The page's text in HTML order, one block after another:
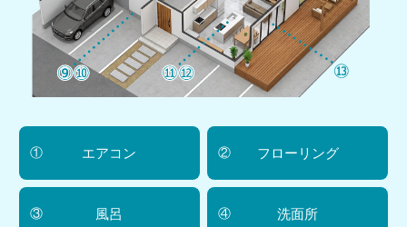
ーへ電話をかける
受付時間：24時間365日対応！
エアコン フローリング
風呂 洗面所